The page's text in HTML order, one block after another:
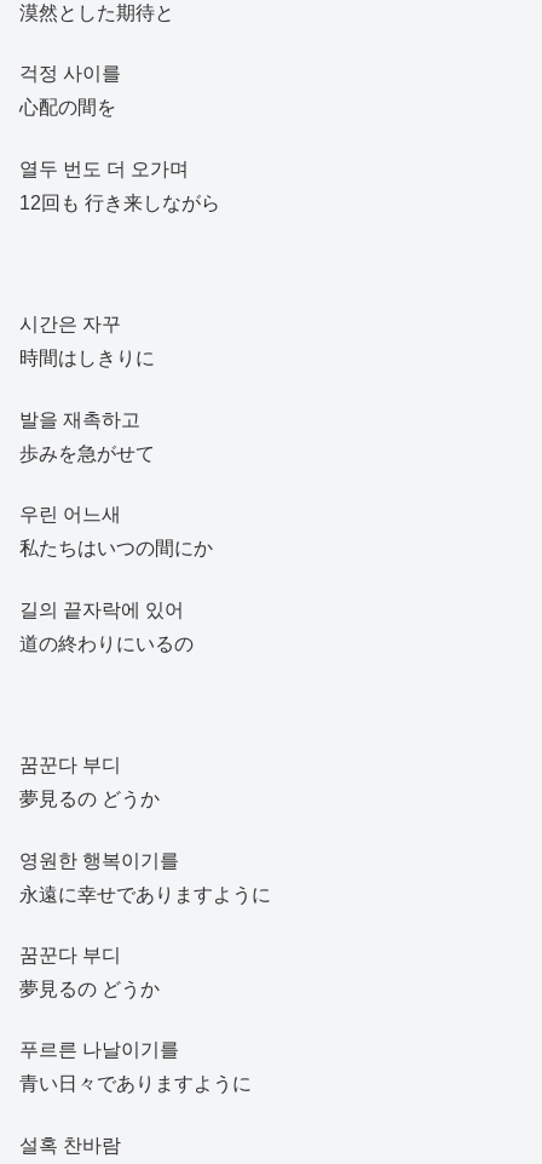
漠然とした期待と
걱정 사이를
心配の間を
열두 번도 더 오가며
12回も 行き来しながら
시간은 자꾸
時間はしきりに
발을 재촉하고
歩みを急がせて
우린 어느새
私たちはいつの間にか
길의 끝자락에 있어
道の終わりにいるの
꿈꾼다 부디
夢見るの どうか
영원한 행복이기를
永遠に幸せでありますように
꿈꾼다 부디
夢見るの どうか
푸르른 나날이기를
青い日々でありますように
설혹 찬바람